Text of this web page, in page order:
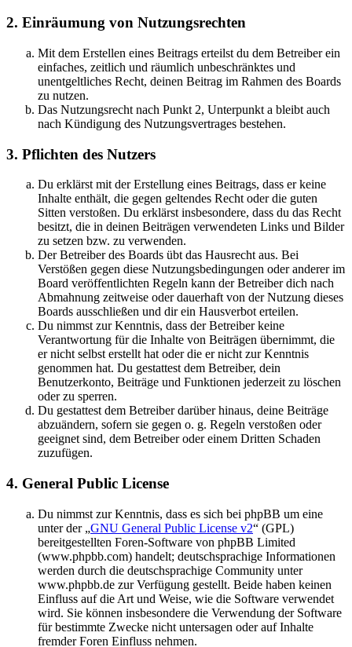
2. Einräumung von Nutzungsrechten
Mit dem Erstellen eines Beitrags erteilst du dem Betreiber ein
einfaches, zeitlich und räumlich unbeschränktes und
unentgeltliches Recht, deinen Beitrag im Rahmen des Boards
zu nutzen.
Das Nutzungsrecht nach Punkt 2, Unterpunkt a bleibt auch
nach Kündigung des Nutzungsvertrages bestehen.
3. Pflichten des Nutzers
Du erklärst mit der Erstellung eines Beitrags, dass er keine
Inhalte enthält, die gegen geltendes Recht oder die guten
Sitten verstoßen. Du erklärst insbesondere, dass du das Recht
besitzt, die in deinen Beiträgen verwendeten Links und Bilder
zu setzen bzw. zu verwenden.
Der Betreiber des Boards übt das Hausrecht aus. Bei
Verstößen gegen diese Nutzungsbedingungen oder anderer im
Board veröffentlichten Regeln kann der Betreiber dich nach
Abmahnung zeitweise oder dauerhaft von der Nutzung dieses
Boards ausschließen und dir ein Hausverbot erteilen.
Du nimmst zur Kenntnis, dass der Betreiber keine
Verantwortung für die Inhalte von Beiträgen übernimmt, die
er nicht selbst erstellt hat oder die er nicht zur Kenntnis
genommen hat. Du gestattest dem Betreiber, dein
Benutzerkonto, Beiträge und Funktionen jederzeit zu löschen
oder zu sperren.
Du gestattest dem Betreiber darüber hinaus, deine Beiträge
abzuändern, sofern sie gegen o. g. Regeln verstoßen oder
geeignet sind, dem Betreiber oder einem Dritten Schaden
zuzufügen.
4. General Public License
Du nimmst zur Kenntnis, dass es sich bei phpBB um eine
unter der „GNU General Public License v2“ (GPL)
bereitgestellten Foren-Software von phpBB Limited
(www.phpbb.com) handelt; deutschsprachige Informationen
werden durch die deutschsprachige Community unter
www.phpbb.de zur Verfügung gestellt. Beide haben keinen
Einfluss auf die Art und Weise, wie die Software verwendet
wird. Sie können insbesondere die Verwendung der Software
für bestimmte Zwecke nicht untersagen oder auf Inhalte
fremder Foren Einfluss nehmen.